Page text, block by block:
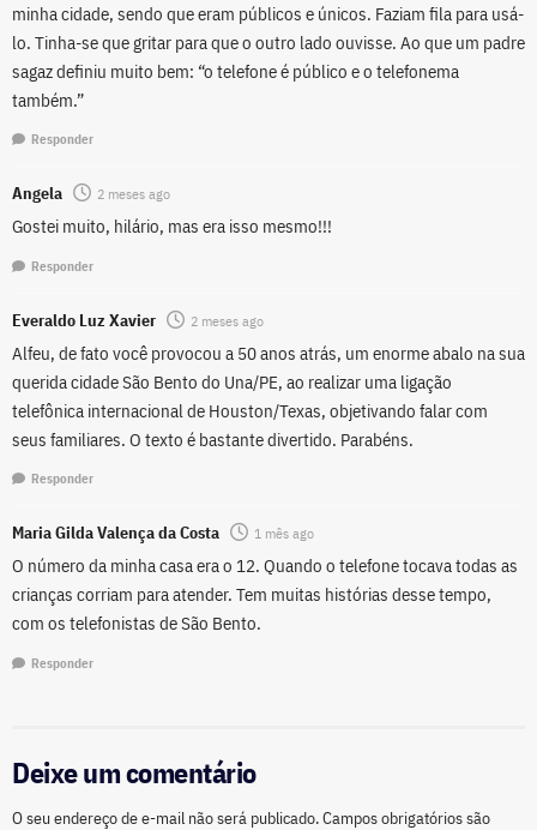
minha cidade, sendo que eram públicos e únicos. Faziam fila para usá-
lo. Tinha-se que gritar para que o outro lado ouvisse. Ao que um padre
sagaz definiu muito bem: “o telefone é público e o telefonema
também.”
Responder
Angela 2 meses ago
Gostei muito, hilário, mas era isso mesmo!!!
Responder
Everaldo Luz Xavier 2 meses ago
Alfeu, de fato você provocou a 50 anos atrás, um enorme abalo na sua
querida cidade São Bento do Una/PE, ao realizar uma ligação
telefônica internacional de Houston/Texas, objetivando falar com
seus familiares. O texto é bastante divertido. Parabéns.
Responder
Maria Gilda Valença da Costa 1 mês ago
O número da minha casa era o 12. Quando o telefone tocava todas as
crianças corriam para atender. Tem muitas histórias desse tempo,
com os telefonistas de São Bento.
Responder
Deixe um comentário
O seu endereço de e-mail não será publicado.Campos obrigatórios são